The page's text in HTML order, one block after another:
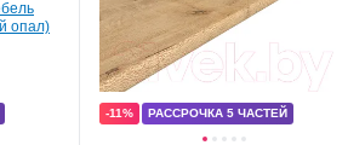
-11% РАССРОЧКА 5 ЧАСТЕЙ